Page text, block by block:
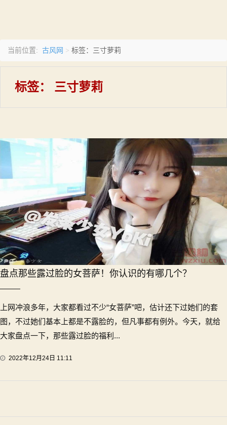
当前位置: 古风网 > 标签：三寸萝莉
标签： 三寸萝莉
盘点那些露过脸的女菩萨！你认识的有哪几个？
上网冲浪多年，大家都看过不少“女菩萨”吧，估计还下过她们的套
图，不过她们基本上都是不露脸的，但凡事都有例外。今天，就给
大家盘点一下，那些露过脸的福利...
2022年12月24日 11:11